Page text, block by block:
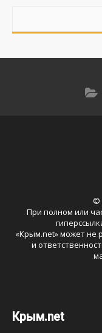
©
При полном или
«Крым.net» может не
и
Крым.net